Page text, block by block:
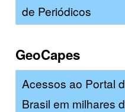
de Periódicos
GeoCapes
Acessos ao Portal
Brasil em milhares